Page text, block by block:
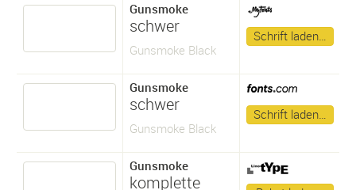
Gunsmoke
schwer
Gunsmoke Black
Schrift laden…
Gunsmoke
schwer
Gunsmoke Black
Schrift laden…
Gunsmoke
komplette